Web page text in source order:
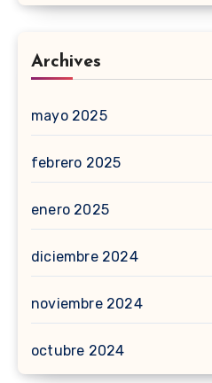
Archives
mayo 2025
febrero 2025
enero 2025
diciembre 2024
noviembre 2024
octubre 2024